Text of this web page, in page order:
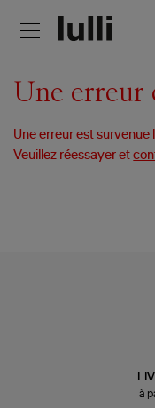
Une erreur
Une erreur est
Veuillez réessayer et
à